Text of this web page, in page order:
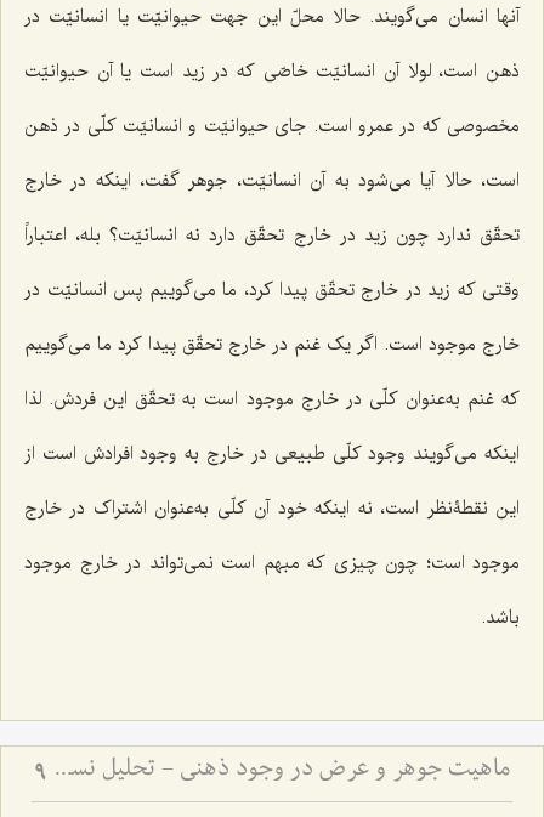
آنها انسان مى‌گویند. حالا محلّ این جهت حیوانیّت یا انسانیّت در
ذهن است، لولا آن انسانیّت خاصّى که در زید است یا آن حیوانیّت
مخصوصى که در عمرو است. جای حیوانیّت و انسانیّت کلّى در ذهن
است، حالا آیا مى‌شود به آن انسانیّت، جوهر گفت، اینکه در خارج
تحقّق ندارد چون زید در خارج تحقّق دارد نه انسانیّت؟ بله، اعتباراً
وقتى که زید در خارج تحقّق پیدا کرد، ما مى‌گوییم پس انسانیّت در
خارج موجود است. اگر یک غنم در خارج تحقّق پیدا کرد ما مى‌گوییم
که غنم به‌عنوان کلّى در خارج موجود است به تحقّق این فردش. لذا
اینکه مى‌گویند وجود کلّى طبیعى در خارج به وجود افرادش است از
این نقطۀنظر است، نه اینکه خود آن کلّى به‌عنوان اشتراک در خارج
موجود است؛ چون چیزى که مبهم است نمى‌تواند در خارج موجود
باشد.
ماهیت جوهر و عرض در وجود ذهنی - تحلیل نسبت میان کلیات جواهر و صور عقلیه 9